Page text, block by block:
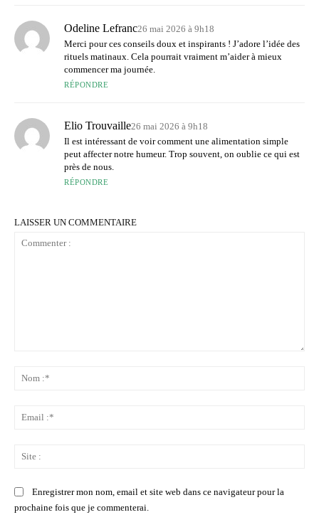
Odeline Lefranc26 mai 2026 à 9h18
Merci pour ces conseils doux et inspirants ! J’adore l’idée des
rituels matinaux. Cela pourrait vraiment m’aider à mieux
commencer ma journée.
RÉPONDRE
Elio Trouvaille26 mai 2026 à 9h18
Il est intéressant de voir comment une alimentation simple
peut affecter notre humeur. Trop souvent, on oublie ce qui est
près de nous.
RÉPONDRE
LAISSER UN COMMENTAIRE
Enregistrer mon nom, email et site web dans ce navigateur pour la
prochaine fois que je commenterai.